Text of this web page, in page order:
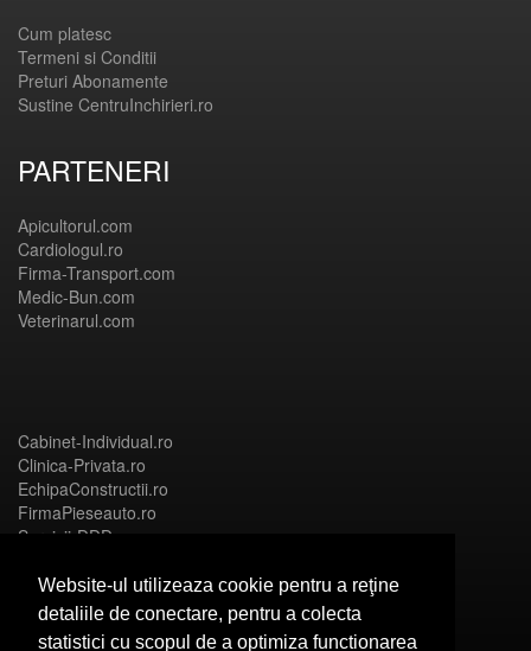
Website-ul utilizeaza cookie pentru a reţine
detaliile de conectare, pentru a colecta
statistici cu scopul de a optimiza functionarea
Cum platesc
Termeni si Conditii
Preturi Abonamente
Sustine CentruInchirieri.ro
PARTENERI
Apicultorul.com
Cardiologul.ro
Firma-Transport.com
Medic-Bun.com
Veterinarul.com
Cabinet-Individual.ro
Clinica-Privata.ro
EchipaConstructii.ro
FirmaPieseauto.ro
Servicii-DDD.com